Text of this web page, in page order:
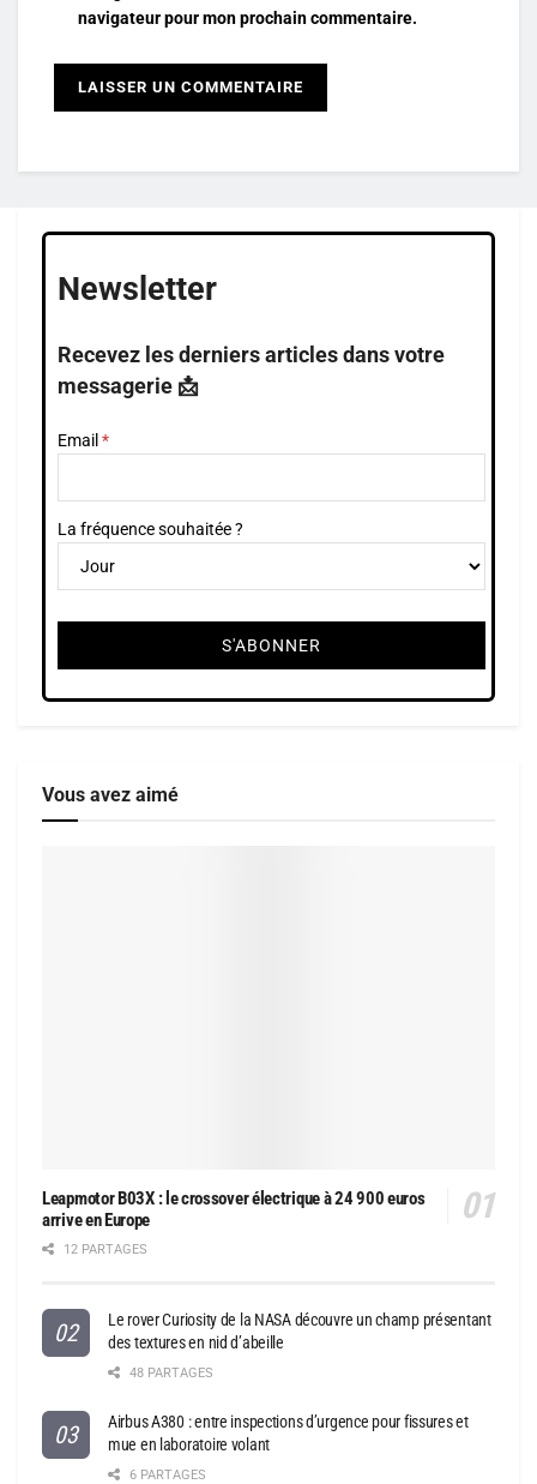
navigateur pour mon prochain commentaire.
Newsletter
Recevez les derniers articles dans votre
messagerie 📩
Email
La fréquence souhaitée ?
Vous avez aimé
Leapmotor B03X : le crossover électrique à 24 900 euros
arrive en Europe
12 PARTAGES
Le rover Curiosity de la NASA découvre un champ présentant
des textures en nid d’abeille
48 PARTAGES
Airbus A380 : entre inspections d’urgence pour fissures et
mue en laboratoire volant
6 PARTAGES